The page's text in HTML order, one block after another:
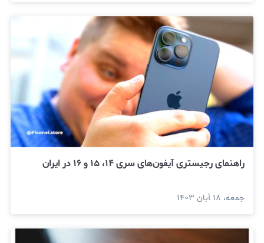
راهنمای رجیستری آیفون‌های سری ۱۴، ۱۵ و ۱۶ در ایران
جمعه، ۱۸ آبان ۱۴۰۳